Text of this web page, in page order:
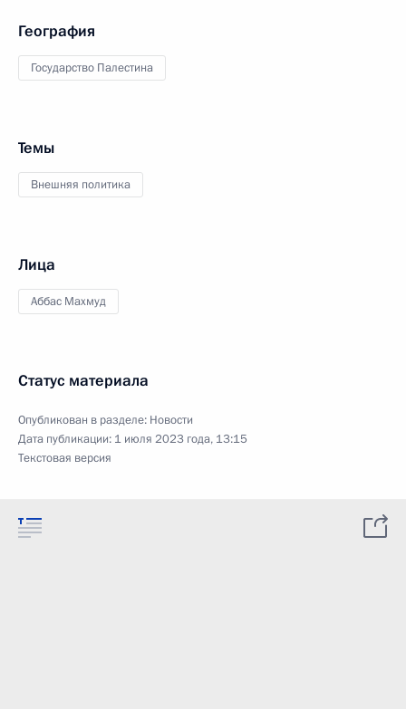
География
Государство Палестина
Темы
Внешняя политика
Лица
Аббас Махмуд
Статус материала
Опубликован в разделе: Новости
Дата публикации: 1 июля 2023 года, 13:15
Текстовая версия